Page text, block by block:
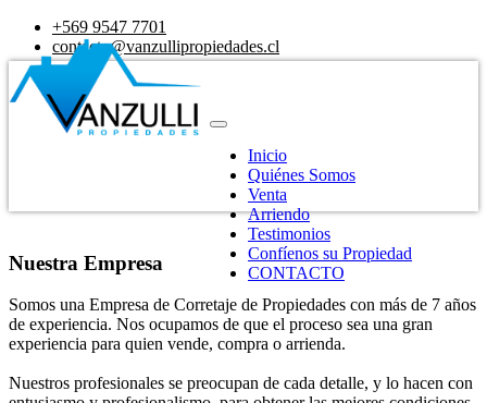
+569 9547 7701
contacto@vanzullipropiedades.cl
Inicio
Quiénes Somos
Venta
Arriendo
Testimonios
Confíenos su Propiedad
CONTACTO
Nuestra Empresa
Somos una Empresa de Corretaje de Propiedades con más de 7 años
de experiencia. Nos ocupamos de que el proceso sea una gran
experiencia para quien vende, compra o arrienda.
Nuestros profesionales se preocupan de cada detalle, y lo hacen con